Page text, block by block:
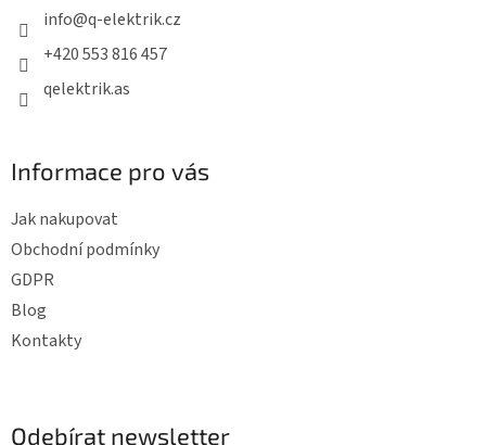
info@q-elektrik.cz
+420 553 816 457
qelektrik.as
Informace pro vás
Jak nakupovat
Obchodní podmínky
GDPR
Blog
Kontakty
Odebírat newsletter